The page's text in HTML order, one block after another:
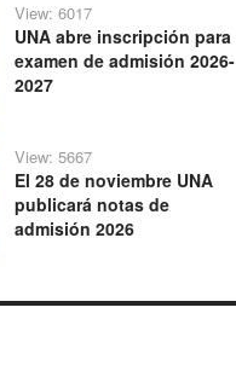
View: 6017
UNA abre inscripción para
examen de admisión 2026-
2027
View: 5667
El 28 de noviembre UNA
publicará notas de
admisión 2026